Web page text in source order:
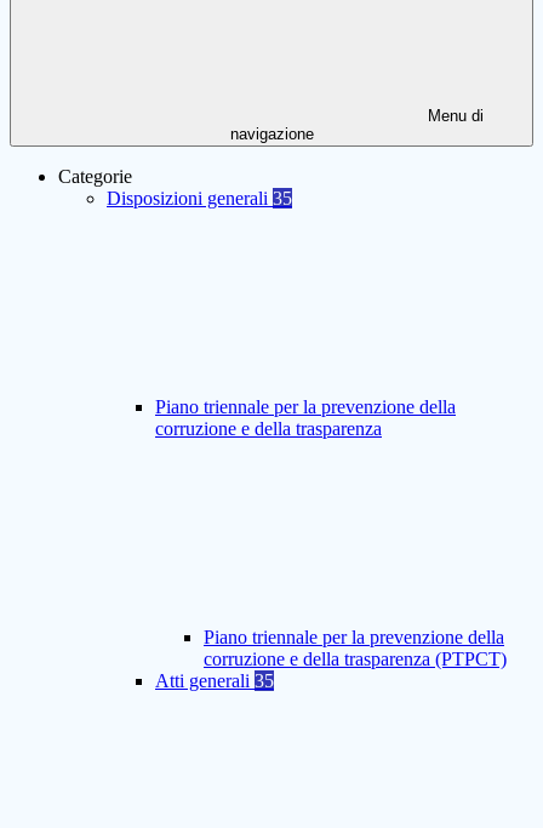
Menu di
navigazione
Categorie
Disposizioni generali 35
Piano triennale per la prevenzione della
corruzione e della trasparenza
Piano triennale per la prevenzione della
corruzione e della trasparenza (PTPCT)
Atti generali 35